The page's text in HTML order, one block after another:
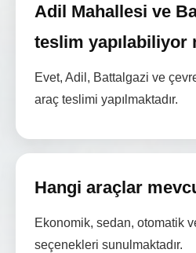
Adil Mahallesi ve
teslim yapılabiliyor
Evet, Adil, Battalgazi ve
araç teslimi yapılmaktadır.
Hangi araçlar
Ekonomik, sedan, otomatik
seçenekleri sunulmaktadır.